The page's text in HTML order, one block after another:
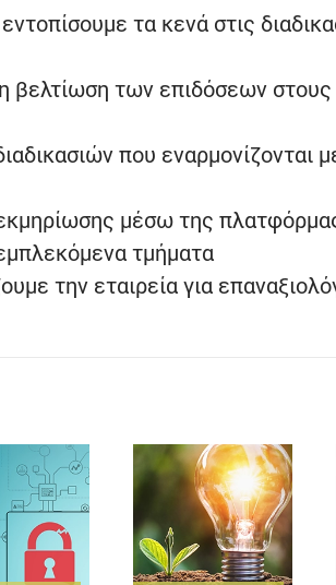
τα κενά στις
βελτίωση των επιδόσεων στους
που εναρμονίζονται
μέσω της
τμήματα
την εταιρεία για